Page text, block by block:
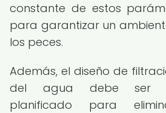
constante de estos
para garantizar un
los peces.
Además, el diseño de
del agua debe ser
planificado para